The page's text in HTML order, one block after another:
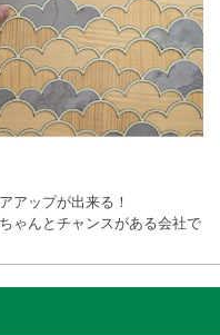
アップが出来る！
ゃんとチャンスがある会社で